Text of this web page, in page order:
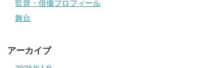
監督・俳優プロフィール
舞台
アーカイブ